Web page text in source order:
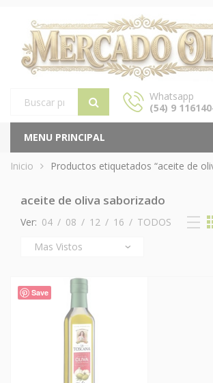
Products
search
Whatsapp
(54) 9
MENU PRINCIPAL
Inicio Productos etiquetados “aceite de
aceite de oliva saborizado
Ver: 04 / 08 / 12 / 16 / TODOS
Save